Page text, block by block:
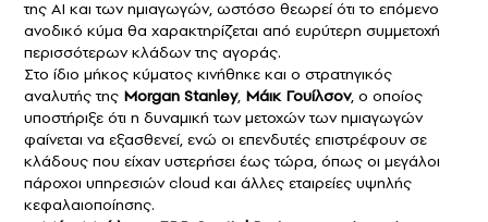
της AI και των ημιαγωγών, ωστόσο θεωρεί ότι το επόμενο
ανοδικό κύμα θα χαρακτηρίζεται από ευρύτερη συμμετοχή
περισσότερων κλάδων της αγοράς.
Στο ίδιο μήκος κύματος κινήθηκε και ο στρατηγικός
αναλυτής της Morgan Stanley, Μάικ Γουίλσον, ο οποίος
υποστήριξε ότι η δυναμική των μετοχών των ημιαγωγών
φαίνεται να εξασθενεί, ενώ οι επενδυτές επιστρέφουν σε
κλάδους που είχαν υστερήσει έως τώρα, όπως οι μεγάλοι
πάροχοι υπηρεσιών cloud και άλλες εταιρείες υψηλής
κεφαλαιοποίησης.